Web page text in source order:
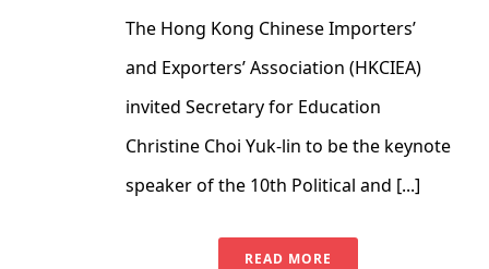
The Hong Kong Chinese Importers’
and Exporters’ Association (HKCIEA)
invited Secretary for Education
Christine Choi Yuk-lin to be the keynote
speaker of the 10th Political and [...]
READ MORE